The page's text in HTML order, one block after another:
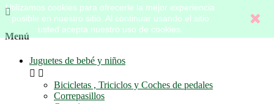
Utilizamos cookies para ofrecerle la mejor experiencia
posible en nuestro sitio. Al continuar usando el sitio
usted acepta nuestro uso de cookies.

Menú
Juguetes de bebé y niños
 
Bicicletas , Triciclos y Coches de pedales
Correpasillos